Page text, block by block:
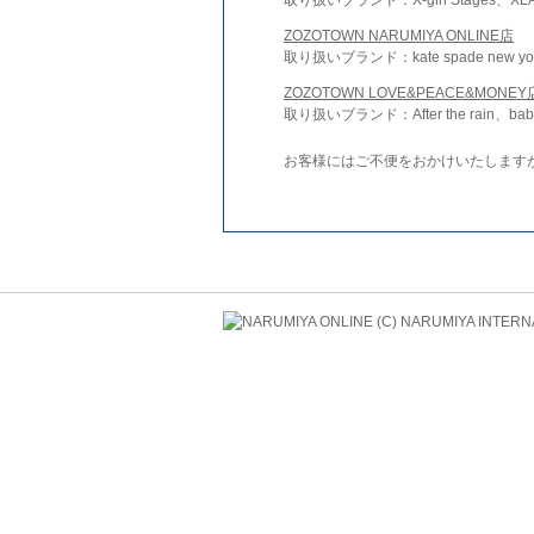
ZOZOTOWN NARUMIYA ONLINE店
取り扱いブランド：kate spade new
ZOZOTOWN LOVE&PEACE&MONEY
取り扱いブランド：After the rain、
お客様にはご不便をおかけいたしま